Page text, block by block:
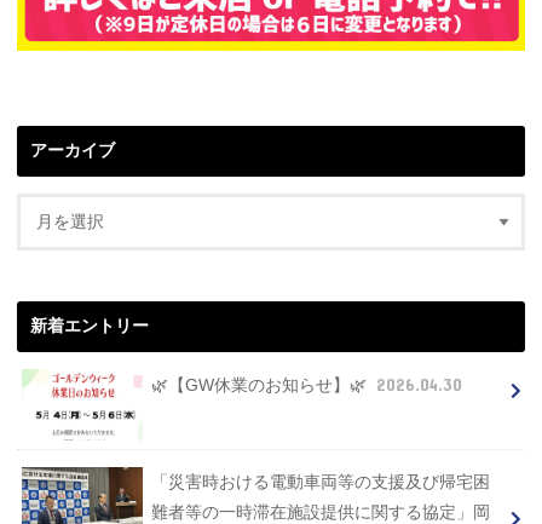
アーカイブ
新着エントリー
🌿【GW休業のお知らせ】🌿 2026.04.30
「災害時おける電動車両等の支援及び帰宅困
難者等の一時滞在施設提供に関する協定」岡